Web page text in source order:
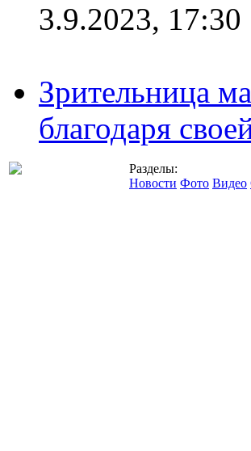
3.9.2023, 17:30
Зрительница
благодаря
Разделы:
Новости Фото Видео